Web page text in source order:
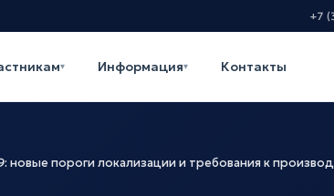
+7
▾ Информация▾ Контакты
новые пороги локализации и требования к